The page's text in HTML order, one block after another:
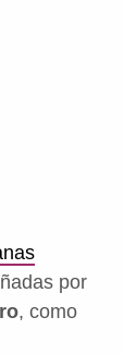
por
, como